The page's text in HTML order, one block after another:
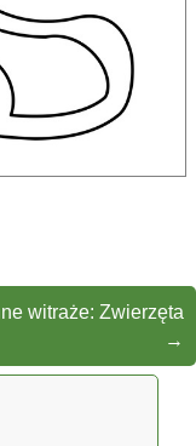
witraże: Zwierzęta
→